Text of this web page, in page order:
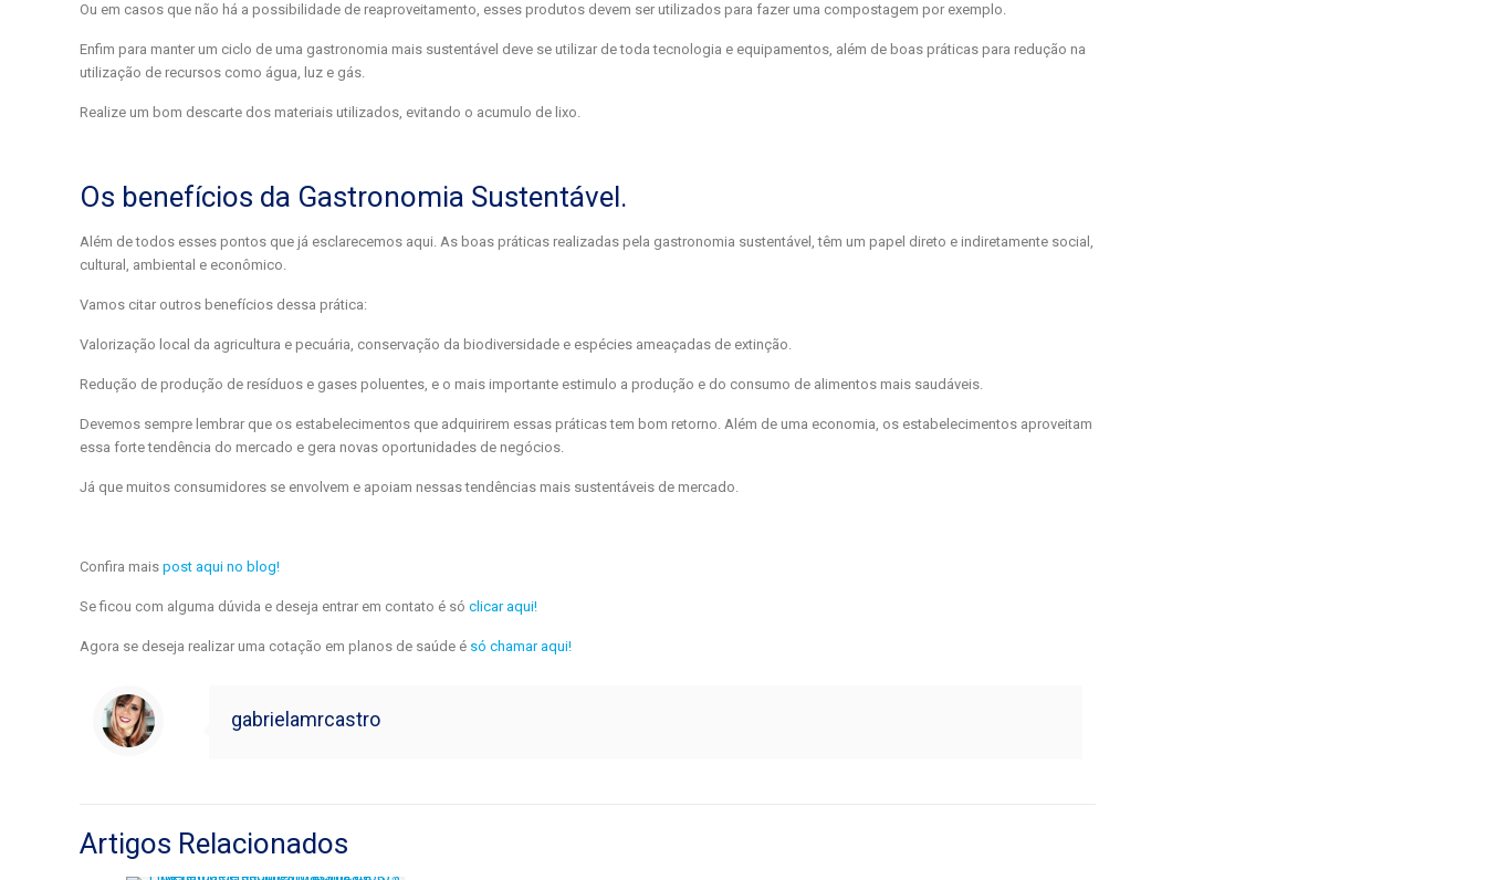
Ou em casos que não há a possibilidade de reaproveitamento, esses produtos devem ser utilizados para fazer uma compostagem por exemplo.
Enfim para manter um ciclo de uma gastronomia mais sustentável deve se utilizar de toda tecnologia e equipamentos, além de boas práticas para redução na
utilização de recursos como água, luz e gás.
Realize um bom descarte dos materiais utilizados, evitando o acumulo de lixo.
Os benefícios da Gastronomia Sustentável.
Além de todos esses pontos que já esclarecemos aqui. As boas práticas realizadas pela gastronomia sustentável, têm um papel direto e indiretamente social,
cultural, ambiental e econômico.
Vamos citar outros benefícios dessa prática:
Valorização local da agricultura e pecuária, conservação da biodiversidade e espécies ameaçadas de extinção.
Redução de produção de resíduos e gases poluentes, e o mais importante estimulo a produção e do consumo de alimentos mais saudáveis.
Devemos sempre lembrar que os estabelecimentos que adquirirem essas práticas tem bom retorno. Além de uma economia, os estabelecimentos aproveitam
essa forte tendência do mercado e gera novas oportunidades de negócios.
Já que muitos consumidores se envolvem e apoiam nessas tendências mais sustentáveis de mercado.
Confira mais post aqui no blog!
Se ficou com alguma dúvida e deseja entrar em contato é só clicar aqui!
Agora se deseja realizar uma cotação em planos de saúde é só chamar aqui!
gabrielamrcastro
Artigos Relacionados